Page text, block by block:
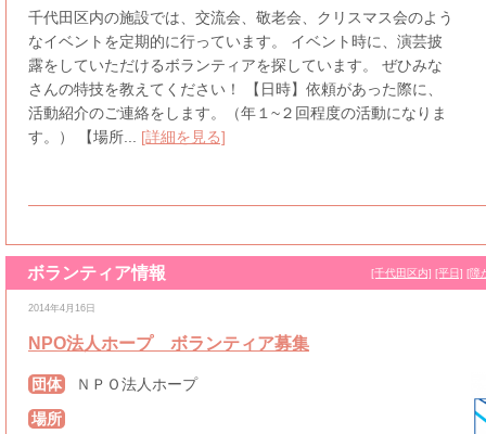
千代田区内の施設では、交流会、敬老会、クリスマス会のよう
なイベントを定期的に行っています。 イベント時に、演芸披
露をしていただけるボランティアを探しています。 ぜひみな
さんの特技を教えてください！ 【日時】依頼があった際に、
活動紹介のご連絡をします。（年１~２回程度の活動になりま
す。） 【場所... [詳細を見る]
ボランティア情報 [千代田区内] [平日] [障
2014年4月16日
NPO法人ホープ ボランティア募集
団体
ＮＰＯ法人ホープ
場所